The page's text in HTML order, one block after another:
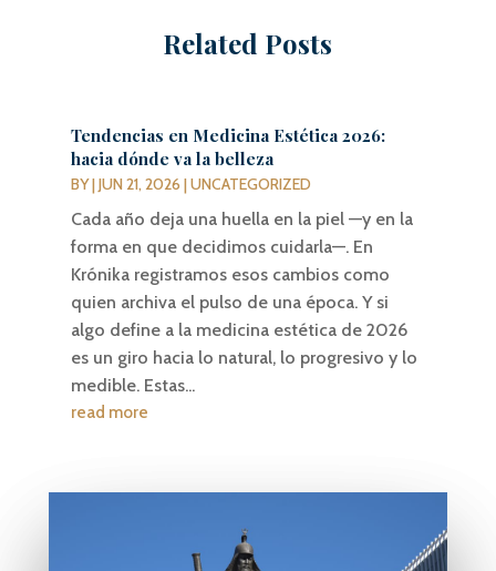
Related Posts
Tendencias en Medicina Estética 2026:
hacia dónde va la belleza
BY|JUN 21, 2026 |UNCATEGORIZED
Cada año deja una huella en la piel —y en la
forma en que decidimos cuidarla—. En
Krónika registramos esos cambios como
quien archiva el pulso de una época. Y si
algo define a la medicina estética de 2026
es un giro hacia lo natural, lo progresivo y lo
medible. Estas...
read more